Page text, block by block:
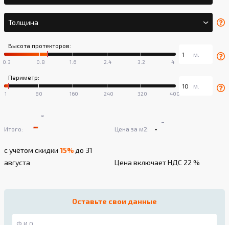
Толщина
Высота протекторов:
Периметр:
Итого: -
-
с учётом скидки 15%до 31
августа
Цена за м2: -
-
Цена включает НДС 22 %
Оставьте свои данные